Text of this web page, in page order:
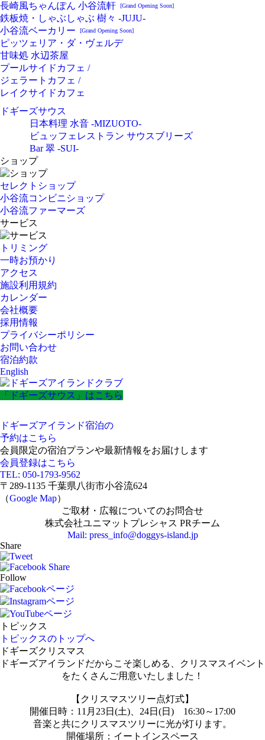
長崎風ちゃんぽん 小谷流軒 [Grand Opening Soon]
鉄板焼・しゃぶしゃぶ 樹々 -JUJU-
小谷流ベーカリー
[Grand Opening Soon]
ピッツェリア・ダ・ヴェルデ
甘味処 水辺茶屋
プールサイドカフェ /
ジェラートカフェ /
レイクサイドカフェ
ドギーズサウス
日本料理 水音 -MIZUOTO-
ビュッフェレストラン サウスブリーズ
Bar 翠 -SUI-
ショップ
セレクトショップ
小谷流コンビニショップ
小谷流ファーマーズ
サービス
トリミング
一時お預かり
アクセス
施設利用規約
カレンダー
会社概要
採用情報
プライバシーポリシー
お問い合わせ
宿泊約款
English
「ドギーズサウス」はこちら
ドギーズアイランド宿泊の
予約はこちら
会員限定の宿泊プランや最新情報をお届けします
会員登録はこちら
TEL: 050-1793-9562
〒289-1135 千葉県八街市小谷流624
（Google Map）
ご取材・広報についてのお問合せ
株式会社ユニマットプレシャス PRチーム
Mail: press_info@doggys-island.jp
Share
Follow
トピックス
トピックスのトップへ
ドギーズクリスマス
ドギーズアイランドだからこそ楽しめる、クリスマスイベント
をたくさんご用意いたしました！
【クリスマスツリー点灯式】
開催日時：11月23日(土)、24日(日) 16:30～17:00
音楽と共にクリスマスツリーに光が灯ります。
開催場所：イートインスペース